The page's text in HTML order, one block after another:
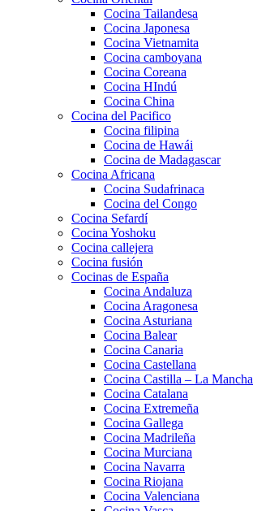
Cocina Tailandesa
Cocina Japonesa
Cocina Vietnamita
Cocina camboyana
Cocina Coreana
Cocina HIndú
Cocina China
Cocina del Pacifico
Cocina filipina
Cocina de Hawái
Cocina de Madagascar
Cocina Africana
Cocina Sudafrinaca
Cocina del Congo
Cocina Sefardí
Cocina Yoshoku
Cocina callejera
Cocina fusión
Cocinas de España
Cocina Andaluza
Cocina Aragonesa
Cocina Asturiana
Cocina Balear
Cocina Canaria
Cocina Castellana
Cocina Castilla – La Mancha
Cocina Catalana
Cocina Extremeña
Cocina Gallega
Cocina Madrileña
Cocina Murciana
Cocina Navarra
Cocina Riojana
Cocina Valenciana